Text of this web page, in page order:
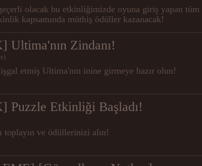
bu etkinliğimizde oyuna giriş yapan tüm
oyuncularımız etkinlik kapsamında müthiş ödüller kazanacak!
Zindanı!
etmiş Ultima'nın inine girmeye hazır olun!
Etkinliği Başladı!
toplayın ve ödüllerinizi alın!